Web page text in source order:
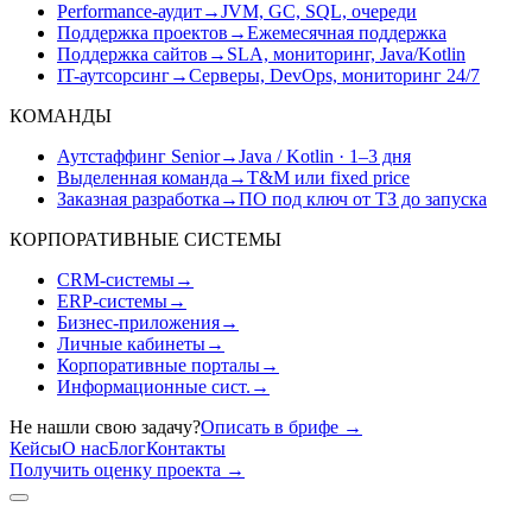
Performance-аудит→JVM, GC, SQL, очереди
Поддержка проектов →Ежемесячная поддержка
Поддержка сайтов → SLA, мониторинг, Java/Kotlin
IT-аутсорсинг→Серверы, DevOps, мониторинг 24/7
КОМАНДЫ
Аутстаффинг Senior→Java / Kotlin · 1–3 дня
Выделенная команда →T&M или fixed price
Заказная разработка →ПО под ключ от ТЗ до запуска
КОРПОРАТИВНЫЕ СИСТЕМЫ
CRM-системы→
ERP-системы→
Бизнес-приложения→
Личные кабинеты→
Корпоративные порталы→
Информационные сист. →
Не нашли свою задачу?Описать в брифе →
КейсыО насБлогКонтакты
Получить оценку проекта →